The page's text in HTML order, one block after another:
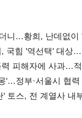
니…황희, 난데없이
국힘 '역선택' 대상
피해자에 사과…
'…정부·서울시 협
' 토스, 전 계열사 내